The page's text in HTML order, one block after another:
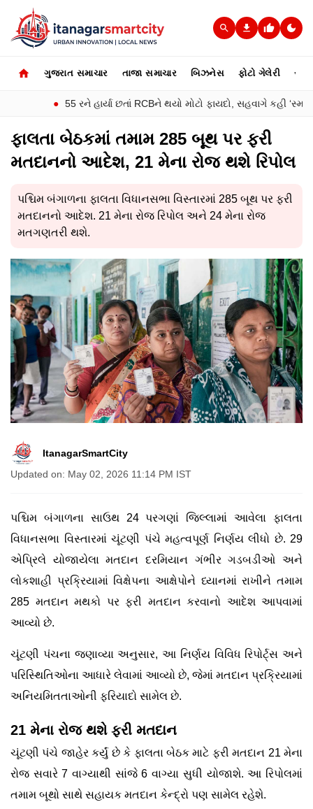
ગુજરાત સમાચાર તાજા સમાચાર બિઝનેસ ફોટો ગેલેરી
55 રને હાર્યા છતાં RCBને થયો મોટો ફાયદો, સહવાગે કહી ‘સ્માર્ટ
ફાલતા બેઠકમાં તમામ 285 બૂથ પર ફરી
મતદાનનો આદેશ, 21 મેના રોજ થશે રિપોલ
પશ્ચિમ બંગાળના ફાલતા વિધાનસભા વિસ્તારમાં 285 બૂથ પર ફરી
મતદાનનો આદેશ. 21 મેના રોજ રિપોલ અને 24 મેના રોજ
મતગણતરી થશે.
ItanagarSmartCity
Updated on: May 02, 2026 11:14 PM IST
પશ્ચિમ બંગાળના સાઉથ 24 પરગણાં જિલ્લામાં આવેલા ફાલતા
વિધાનસભા વિસ્તારમાં ચૂંટણી પંચે મહત્વપૂર્ણ નિર્ણય લીધો છે. 29
એપ્રિલે યોજાયેલા મતદાન દરમિયાન ગંભીર ગડબડીઓ અને
લોકશાહી પ્રક્રિયામાં વિક્ષેપના આક્ષેપોને ધ્યાનમાં રાખીને તમામ
285 મતદાન મથકો પર ફરી મતદાન કરવાનો આદેશ આપવામાં
આવ્યો છે.
ચૂંટણી પંચના જણાવ્યા અનુસાર, આ નિર્ણય વિવિધ રિપોર્ટ્સ અને
પરિસ્થિતિઓના આધારે લેવામાં આવ્યો છે, જેમાં મતદાન પ્રક્રિયામાં
અનિયમિતતાઓની ફરિયાદો સામેલ છે.
21 મેના રોજ થશે ફરી મતદાન
ચૂંટણી પંચે જાહેર કર્યું છે કે ફાલતા બેઠક માટે ફરી મતદાન 21 મેના
રોજ સવારે 7 વાગ્યાથી સાંજે 6 વાગ્યા સુધી યોજાશે. આ રિપોલમાં
તમામ બૂથો સાથે સહાયક મતદાન કેન્દ્રો પણ સામેલ રહેશે.